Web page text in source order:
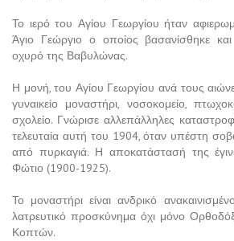
Το ιερό του Αγίου Γεωργίου ήταν
Άγιο Γεώργιο ο οποίος βασανίσθηκε
οχυρό της Βαβυλώνας.
Η μονή, του Αγίου Γεωργίου ανά τους
γυναικείο μοναστήρι, νοσοκομείο,
σχολείο. Γνώρισε αλλεπάλληλες
τελευταία αυτή του 1904, όταν υπέστη
από πυρκαγιά. Η αποκατάστασή της
Φώτιο (1900-1925).
Το μοναστήρι είναι ανδρικό
λατρευτικό προσκύνημα όχι μόνο
Κοπτών.